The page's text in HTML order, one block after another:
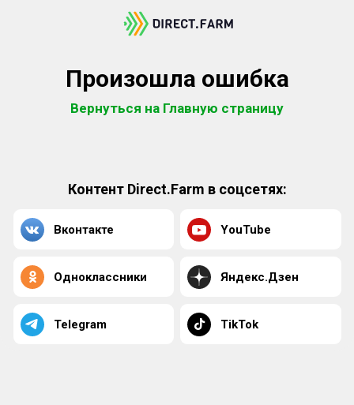
Произошла ошибка
Вернуться на Главную страницу
Контент Direct.Farm в соцсетях:
Вконтакте YouTube
Одноклассники Яндекс.Дзен
Telegram TikTok